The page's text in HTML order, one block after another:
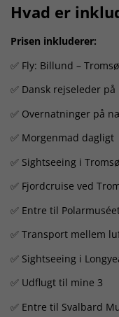
Hvad er
Prisen inkluderer:
✅ Fly: Billund –
✅ Dansk rejseleder
✅ Overnatninger på
✅ Morgenmad dagligt
✅ Sightseeing i Tromsø
✅ Fjordcruise ved
✅ Entre til
✅ Transport mellem
✅ Sightseeing i
✅ Udflugt til mine 3
✅ Entre til Svalbard